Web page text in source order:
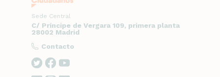
Sede Central
C/ Príncipe de Vergara 109, primera planta
28002 Madrid
Contacto